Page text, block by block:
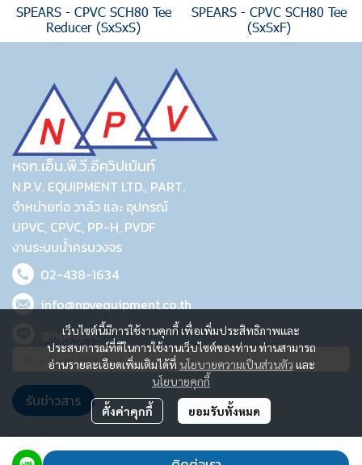
SPEARS - CPVC SCH80 Tee
Reducer (SxSxS)
SPEARS - CPVC SCH80 Tee
(SxSxF)
เว็บไซต์นี้มีการใช้งานคุกกี้ เพื่อเพิ่มประสิทธิภาพและ
ประสบการณ์ที่ดีในการใช้งานเว็บไซต์ของท่าน ท่านสามารถ
อ่านรายละเอียดเพิ่มเติมได้ที่ นโยบายความเป็นส่วนตัว และ
นโยบายคุกกี้
ตั้งค่าคุกกี้ ยอมรับทั้งหมด
หจก.เอ็น.พี.วี.อีควิปเม้นท์
N.P.V. EQUIPMENT LTD., PART.
จำหน่ายท่อ วาล์ว และ อุปกรณ์
UPVC, CPVC, PP-H, PVDF
งานระบบน้ำครบวงจร
02-438-1634
info@npvequipment.co.th
@npvupvc
รับข่าวสาร
2023 © N.P.V. EQUIPMENT LTD., PART.